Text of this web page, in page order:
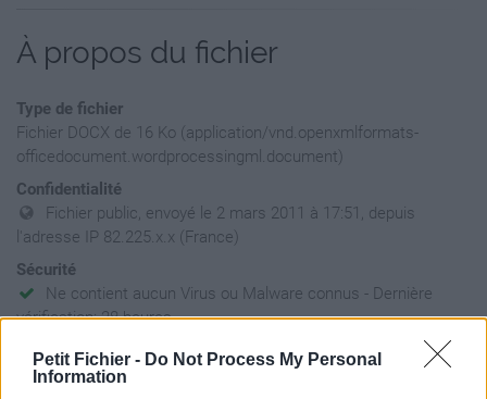
Petit Fichier - Do Not Process My Personal
Information
À propos du fichier
Type de fichier
Fichier DOCX de 16 Ko (application/vnd.openxmlformats-
officedocument.wordprocessingml.document)
Confidentialité
Fichier public, envoyé le 2 mars 2011 à 17:51, depuis
l'adresse IP 82.225.x.x (France)
Sécurité
Ne contient aucun Virus ou Malware connus - Dernière
vérification: 28 heures
Statistiques
La présente page de téléchargement a été vue 1123 fois depuis